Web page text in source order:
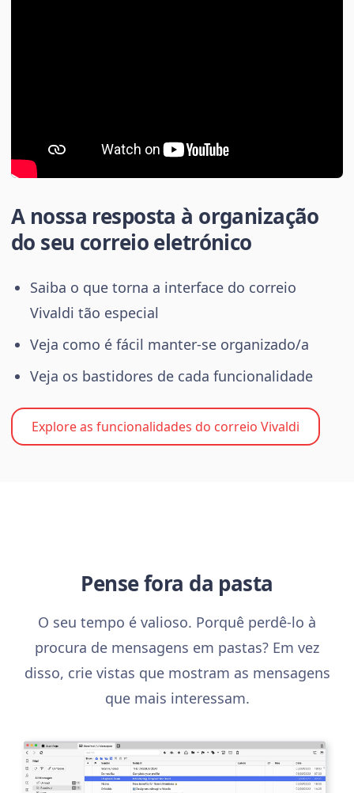
A nossa resposta à organização
do seu correio eletrónico
Saiba o que torna a interface do correio
Vivaldi tão especial
Veja como é fácil manter-se organizado/a
Veja os bastidores de cada funcionalidade
Explore as funcionalidades do correio Vivaldi
Pense fora da pasta
O seu tempo é valioso. Porquê perdê-lo à
procura de mensagens em pastas? Em vez
disso, crie vistas que mostram as mensagens
que mais interessam.